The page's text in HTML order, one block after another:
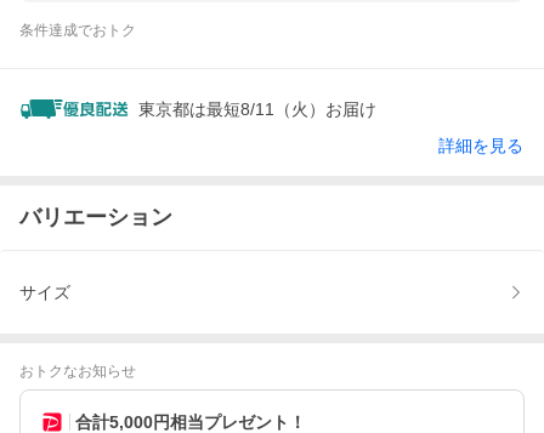
条件達成でおトク
東京都は最短8/11（火）お届け
詳細を見る
バリエーション
サイズ
おトクなお知らせ
合計5,000円相当プレゼント！